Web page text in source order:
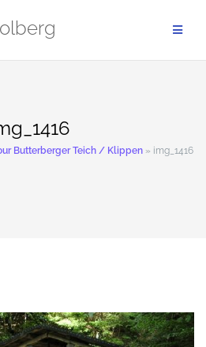
Butterberger Teich / Klippen» img_1416